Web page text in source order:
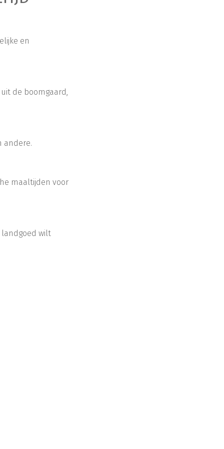
en
de boomgaard,
andere.
maaltijden voor
landgoed wilt